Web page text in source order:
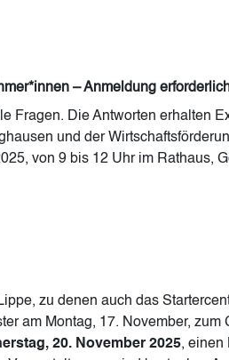
– Anmeldung
Fragen. Die Antworten erhalten
und der
von 9 bis 12 Uhr im Rathaus,
zu denen auch das
am Montag, 17. November, zum
20. November 2025, einen